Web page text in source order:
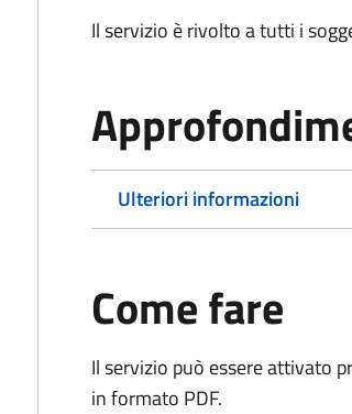
Il servizio è rivolto a tutti i
Ulteriori informazioni
Come fare
Il servizio può essere attivato
in formato PDF.